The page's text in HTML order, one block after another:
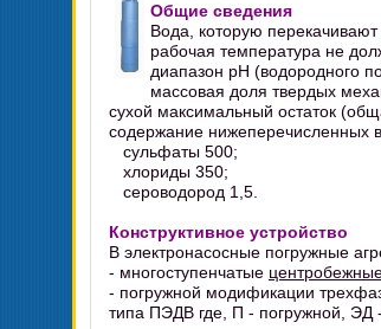
Общие сведения
Вода, которую перекачивают
рабочая температура не
диапазон pH (водородного
массовая доля твердых
сухой максимальный остаток
содержание нижеперечисленных
сульфаты 500;
хлориды 350;
сероводород 1,5.
Конструктивное устройство
В электронасосные погружные
- многоступенчатые
- погружной модификации
типа ПЭДВ где, П - погружной, ЭД